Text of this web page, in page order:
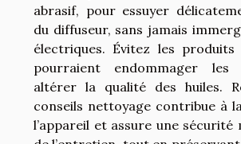
abrasif, pour essuyer
du diffuseur, sans jamais
électriques. Évitez les produits
pourraient endommager les
altérer la qualité des huiles.
conseils nettoyage contribue à
l’appareil et assure une sécurité